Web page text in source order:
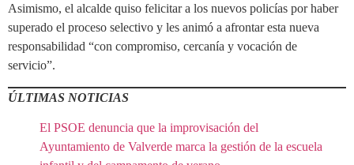
Asimismo, el alcalde quiso felicitar a los nuevos policías por haber
superado el proceso selectivo y les animó a afrontar esta nueva
responsabilidad “con compromiso, cercanía y vocación de
servicio”.
ÚLTIMAS NOTICIAS
El PSOE denuncia que la improvisación del
Ayuntamiento de Valverde marca la gestión de la escuela